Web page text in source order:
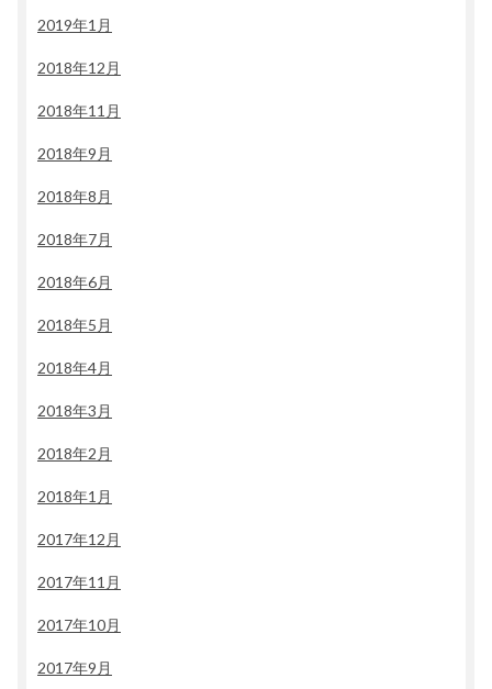
2019年1月
2018年12月
2018年11月
2018年9月
2018年8月
2018年7月
2018年6月
2018年5月
2018年4月
2018年3月
2018年2月
2018年1月
2017年12月
2017年11月
2017年10月
2017年9月